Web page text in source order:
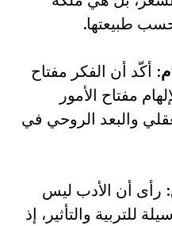
طبيعتها.
: أكّد أن الفكر مفتاح
مفتاح الأمور
والبعد الروحي في
: رأى أن الأدب ليس
والتأثير، إذ